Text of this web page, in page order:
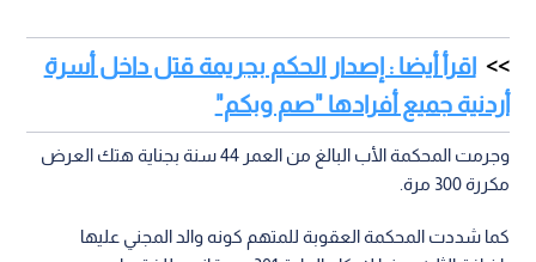
اقرأ أيضا : إصدار الحكم بجريمة قتل داخل أسرة
أردنية جميع أفرادها "صم وبكم"
وجرمت المحكمة الأب البالغ من العمر 44 سنة بجناية هتك العرض
مكررة 300 مرة.
كما شددت المحكمة العقوبة للمتهم كونه والد المجني عليها